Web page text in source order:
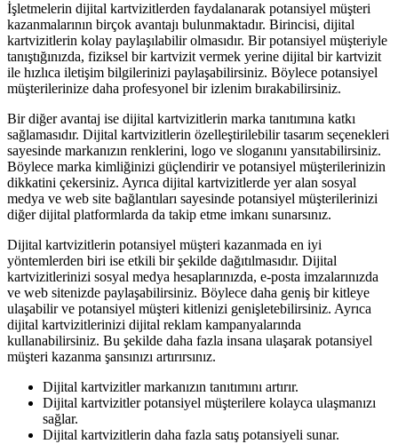
İşletmelerin dijital kartvizitlerden faydalanarak potansiyel müşteri
kazanmalarının birçok avantajı bulunmaktadır. Birincisi, dijital
kartvizitlerin kolay paylaşılabilir olmasıdır. Bir potansiyel müşteriyle
tanıştığınızda, fiziksel bir kartvizit vermek yerine dijital bir kartvizit
ile hızlıca iletişim bilgilerinizi paylaşabilirsiniz. Böylece potansiyel
müşterilerinize daha profesyonel bir izlenim bırakabilirsiniz.
Bir diğer avantaj ise dijital kartvizitlerin marka tanıtımına katkı
sağlamasıdır. Dijital kartvizitlerin özelleştirilebilir tasarım seçenekleri
sayesinde markanızın renklerini, logo ve sloganını yansıtabilirsiniz.
Böylece marka kimliğinizi güçlendirir ve potansiyel müşterilerinizin
dikkatini çekersiniz. Ayrıca dijital kartvizitlerde yer alan sosyal
medya ve web site bağlantıları sayesinde potansiyel müşterilerinizi
diğer dijital platformlarda da takip etme imkanı sunarsınız.
Dijital kartvizitlerin potansiyel müşteri kazanmada en iyi
yöntemlerden biri ise etkili bir şekilde dağıtılmasıdır. Dijital
kartvizitlerinizi sosyal medya hesaplarınızda, e-posta imzalarınızda
ve web sitenizde paylaşabilirsiniz. Böylece daha geniş bir kitleye
ulaşabilir ve potansiyel müşteri kitlenizi genişletebilirsiniz. Ayrıca
dijital kartvizitlerinizi dijital reklam kampanyalarında
kullanabilirsiniz. Bu şekilde daha fazla insana ulaşarak potansiyel
müşteri kazanma şansınızı artırırsınız.
Dijital kartvizitler markanızın tanıtımını artırır.
Dijital kartvizitler potansiyel müşterilere kolayca ulaşmanızı
sağlar.
Dijital kartvizitlerin daha fazla satış potansiyeli sunar.